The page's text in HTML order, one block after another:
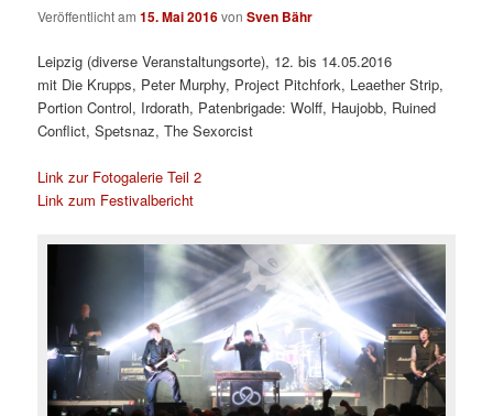
Veröffentlicht am15. Mai 2016vonSven Bähr
Leipzig (diverse Veranstaltungsorte), 12. bis 14.05.2016
mit Die Krupps, Peter Murphy, Project Pitchfork, Leaether Strip,
Portion Control, Irdorath, Patenbrigade: Wolff, Haujobb, Ruined
Conflict, Spetsnaz, The Sexorcist
Link zur Fotogalerie Teil 2
Link zum Festivalbericht